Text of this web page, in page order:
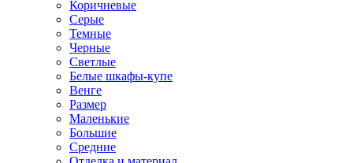
Коричневые
Серые
Темные
Черные
Светлые
Белые шкафы-купе
Венге
Размер
Маленькие
Большие
Средние